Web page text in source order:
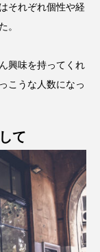
それぞれ個性や経
。
興味を持ってくれ
こうな人数になっ
て